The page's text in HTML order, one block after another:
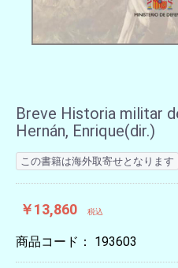
Breve Historia militar
Hernán, Enrique(dir.)
この書籍は海外取寄せとなります
￥13,860 税込
商品コード： 193603